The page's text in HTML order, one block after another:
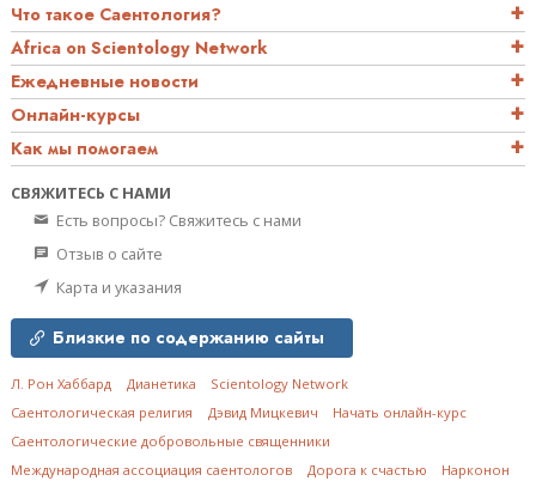
Что такое Саентология?
Africa on Scientology Network
Ежедневные новости
Онлайн-курсы
Как мы помогаем
СВЯЖИТЕСЬ С НАМИ
Есть вопросы? Свяжитесь с нами
Отзыв о сайте
Карта и указания
Близкие по содержанию сайты
Л. Рон Хаббард Дианетика
Scientology Network
Саентологическая религия
Дэвид Мицкевич
Начать онлайн-курс
Саентологические добровольные священники
Международная ассоциация саентологов
Дорога к счастью Нарконон